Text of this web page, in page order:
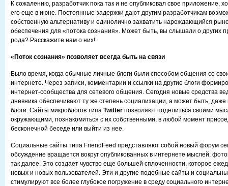
К сожалению, разработчик пока так и не опубликовал свое приложение,
его еще в июне. Постоянные задержки дают другим разработчикам
собственную альтернативу и единолично захватить нарождающийся
обеспечения для «потока сознания». Может быть, вы слышали о других
рода? Расскажите нам о них!
«Поток сознания» позволяет всегда быть на связи
Было время, когда обычные личные блоги были способом общения со
интернете. Через записи, комментарии и ссылки на другие блоги
интернет-сообщества для сетевого общения. Сегодня новые средства
дневника обеспечивают ту же степень социализации, а может быть,
блоги. Сайты микроблогов типа Twitter позволяют поделиться своими
окружающими, познакомиться с их собственными, в любой момент
бесконечной беседе или выйти из нее.
Социальные сайты типа FriendFeed представляют собой новый форум
обсуждение вращается вокруг опубликованных в интернете мыслей,
так далее. Это создает чувство еще большей сплоченности, которое
новых и новых пользователей. Эти и другие подобные сайты и
стимулируют все более глубокое погружение в среду социального